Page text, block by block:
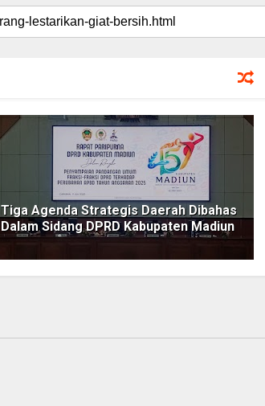
Tiga Agenda Strategis Daerah Dibahas
Dalam Sidang DPRD Kabupaten Madiun